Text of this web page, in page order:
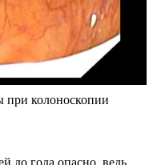
при колоноскопии
до года опасно, ведь